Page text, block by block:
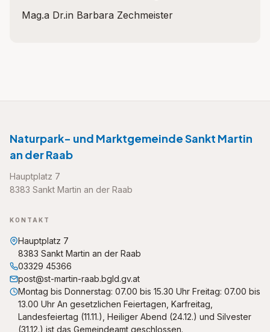
Mag.a Dr.in Barbara Zechmeister
Naturpark- und Marktgemeinde Sankt Martin
an der Raab
Hauptplatz 7
8383 Sankt Martin an der Raab
KONTAKT
Hauptplatz 7
8383 Sankt Martin an der Raab
03329 45366
post@st-martin-raab.bgld.gv.at
Montag bis Donnerstag: 07.00 bis 15.30 Uhr Freitag: 07.00 bis
13.00 Uhr An gesetzlichen Feiertagen, Karfreitag,
Landesfeiertag (11.11.), Heiliger Abend (24.12.) und Silvester
(31.12.) ist das Gemeindeamt geschlossen.